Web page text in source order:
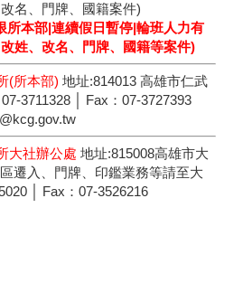
名、門牌、國籍案件)
所本部|連續假日暫停|輪班人力有
姓、改名、門牌、國籍等案件)
(所本部) 地址:814013 高雄市仁武
3711328 │ Fax：07-3727393
大社辦公處 地址:815008高雄市大
遷入、門牌、印鑑業務等請至大
│ Fax：07-3526216